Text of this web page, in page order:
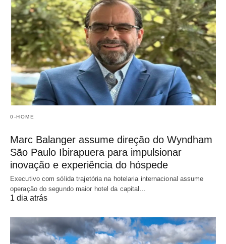
0-HOME
Marc Balanger assume direção do Wyndham
São Paulo Ibirapuera para impulsionar
inovação e experiência do hóspede
Executivo com sólida trajetória na hotelaria internacional assume
operação do segundo maior hotel da capital…
1 dia atrás